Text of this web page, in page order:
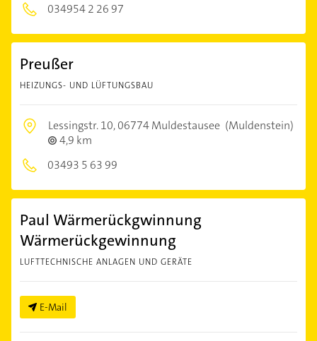
034954 2 26 97
Preußer
HEIZUNGS- UND LÜFTUNGSBAU
Lessingstr. 10,06774 Muldestausee (Muldenstein)
4,9 km
03493 5 63 99
Paul Wärmerückgwinnung
Wärmerückgewinnung
LUFTTECHNISCHE ANLAGEN UND GERÄTE
E-Mail